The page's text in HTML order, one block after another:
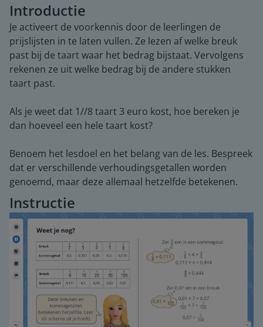
Introductie
Je activeert de voorkennis door de leerlingen de
prijslijsten in te laten vullen. Ze lezen af welke breuk
past bij de taart waar het bedrag bijstaat. Vervolgens
rekenen ze uit welke bedrag bij de andere stukken
taart past.
Als je weet dat 1//8 taart 3 euro kost, hoe bereken je
dan hoeveel een hele taart kost?
Benoem het lesdoel en het belang van de les. Bespreek
dat er verschillende verhoudingsgetallen worden
genoemd, maar deze allemaal hetzelfde betekenen.
Instructie